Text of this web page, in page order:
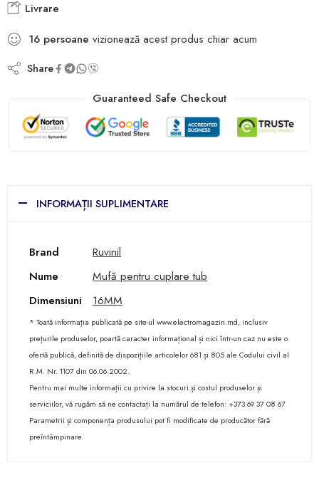
Livrare
16 persoane vizionează acest produs chiar acum
Share
Guaranteed Safe Checkout
INFORMAȚII SUPLIMENTARE
Brand
Ruvinil
Nume
Mufă pentru cuplare tub
Dimensiuni
16MM
* Toată informația publicată pe site-ul www.electromagazin.md, inclusiv
prețurile produselor, poartă caracter informațional și nici într-un caz nu este o
ofertă publică, definită de dispozițiile articolelor 681 și 805 ale Codului civil al
R.M. Nr. 1107 din 06.06.2002.
Pentru mai multe informații cu privire la stocuri și costul produselor și
serviciilor, vă rugăm să ne contactați la numărul de telefon: +373 69 37 08 67
Parametrii și componența produsului pot fi modificate de producător fără
preîntâmpinare.